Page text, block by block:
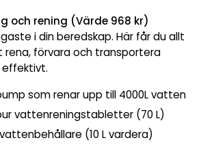
och rening (Värde 968 kr)
i din beredskap. Här får du allt
förvara och transportera
som renar upp till 4000L vatten
vattenreningstabletter (70 L)
(10 L vardera)